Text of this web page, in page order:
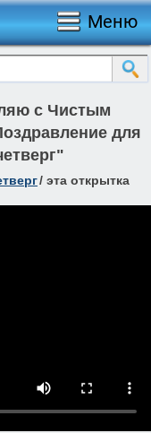
Меню
с Чистым
для
/ эта открытка